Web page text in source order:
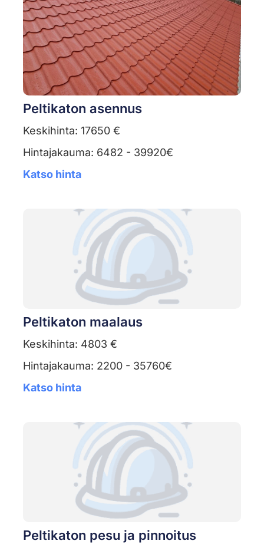
Peltikaton asennus
Keskihinta: 17650 €
Hintajakauma: 6482 - 39920€
Katso hinta
Peltikaton maalaus
Keskihinta: 4803 €
Hintajakauma: 2200 - 35760€
Katso hinta
Peltikaton pesu ja pinnoitus